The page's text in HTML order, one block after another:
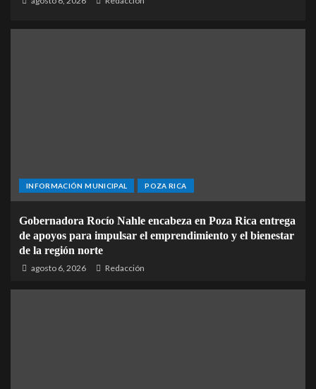
INFORMACIÓN MUNICIPAL POZA RICA
Gobernadora Rocío Nahle encabeza en Poza Rica entrega
de apoyos para impulsar el emprendimiento y el bienestar
de la región norte
agosto 6, 2026 Redacción